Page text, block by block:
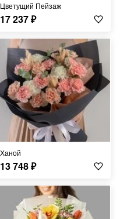
Цветущий Пейзаж
17 237₽
Ханой
13 748₽